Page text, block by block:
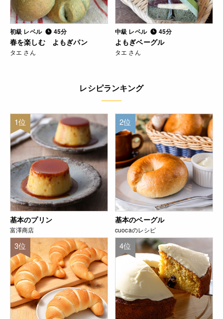
初級 レベル 45分
春を楽しむ よもぎパン
タエ さん
中級 レベル 45分
よもぎベーグル
タエ さん
レシピランキング
1位
基本のプリン
富澤商店
2位
基本のベーグル
cuocaのレシピ
3位 4位